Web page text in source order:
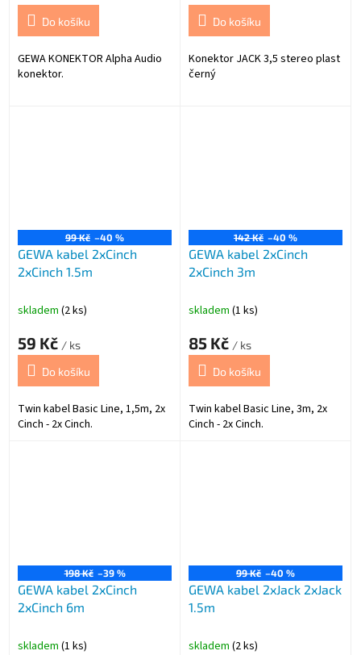
Do košíku
GEWA KONEKTOR Alpha Audio
konektor.
Do košíku
Konektor JACK 3,5 stereo plast
černý
99 Kč –40 %
GEWA kabel 2xCinch
2xCinch 1.5m
skladem (2 ks)
59 Kč / ks
Do košíku
Twin kabel Basic Line, 1,5m, 2x
Cinch - 2x Cinch.
142 Kč –40 %
GEWA kabel 2xCinch
2xCinch 3m
skladem (1 ks)
85 Kč / ks
Do košíku
Twin kabel Basic Line, 3m, 2x
Cinch - 2x Cinch.
198 Kč –39 %
GEWA kabel 2xCinch
2xCinch 6m
skladem (1 ks)
99 Kč –40 %
GEWA kabel 2xJack 2xJack
1.5m
skladem (2 ks)